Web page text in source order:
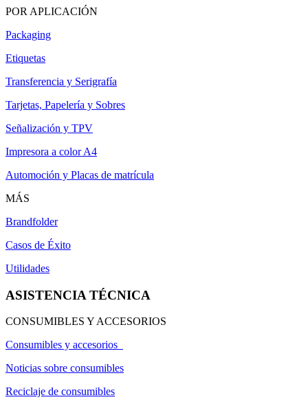
POR APLICACIÓN
Packaging
Etiquetas
Transferencia y Serigrafía
Tarjetas, Papelería y Sobres
Señalización y TPV
Impresora a color A4
Automoción y Placas de matrícula
MÁS
Brandfolder
Casos de Éxito
Utilidades
ASISTENCIA TÉCNICA
CONSUMIBLES Y ACCESORIOS
Consumibles y accesorios
Noticias sobre consumibles
Reciclaje de consumibles